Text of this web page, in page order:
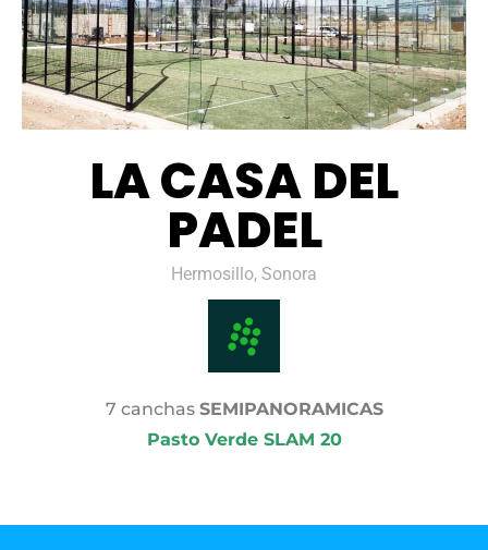
LA CASA DEL
PADEL
Hermosillo, Sonora
7 canchas SEMIPANORAMICAS
Pasto Verde SLAM 20